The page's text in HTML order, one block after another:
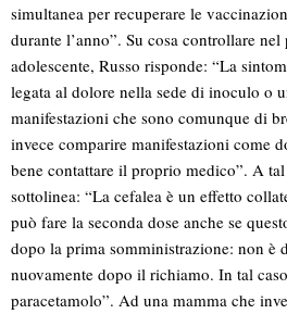
simultanea per recuperare le
durante l’anno”. Su cosa controllare
adolescente, Russo risponde: “La
legata al dolore nella sede di inoculo o
manifestazioni che sono comunque di
invece comparire manifestazioni come
bene contattare il proprio medico”. A
sottolinea: “La cefalea è un effetto
può fare la seconda dose anche se
dopo la prima somministrazione: non è
nuovamente dopo il richiamo. In tal
paracetamolo”. Ad una mamma che